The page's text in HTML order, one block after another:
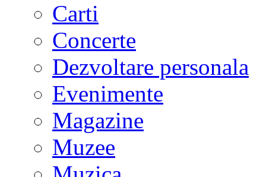
Carti
Concerte
Dezvoltare personala
Evenimente
Magazine
Muzee